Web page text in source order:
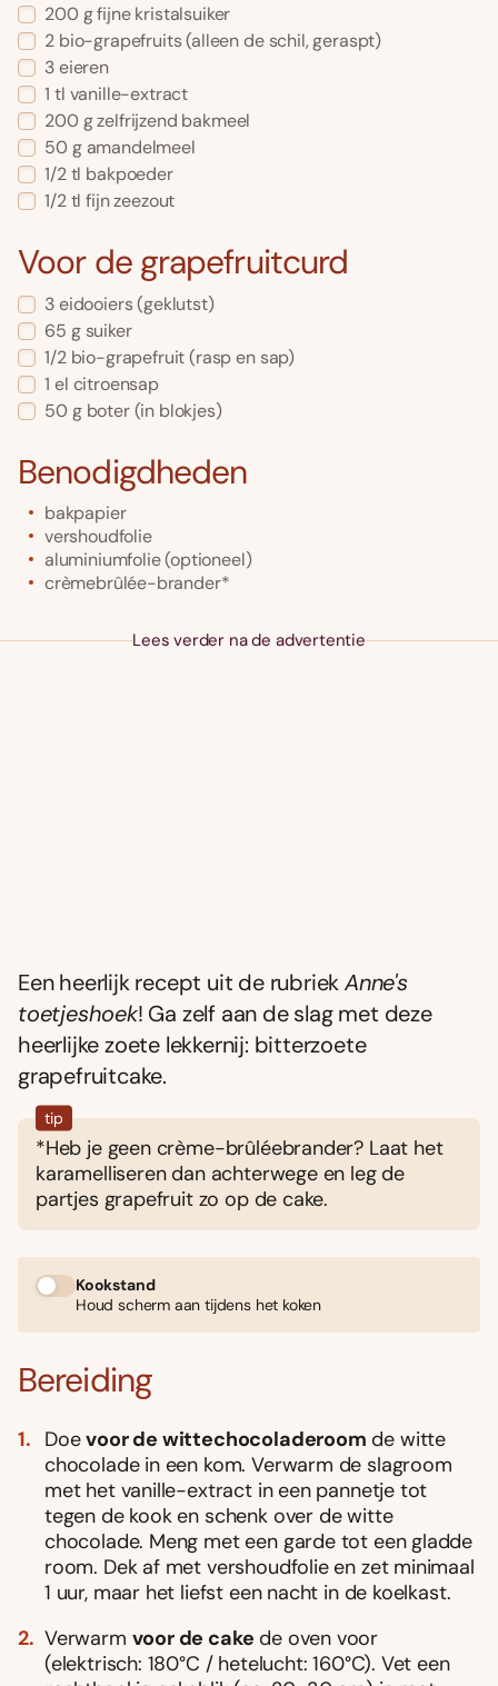
200 gfijne kristalsuiker
2 bio-grapefruits(alleen de schil, geraspt)
3eieren
1 tl vanille-extract
200 gzelfrijzend bakmeel
50 g amandelmeel
1/2 tl bakpoeder
1/2 tl fijn zeezout
Voor de grapefruitcurd
3eidooiers(geklutst)
65 g suiker
1/2 bio-grapefruit(rasp en sap)
1 el citroensap
50 g boter(in blokjes)
Benodigdheden
bakpapier
vershoudfolie
aluminiumfolie (optioneel)
crèmebrûlée-brander*
Lees verder na de advertentie
Een heerlijk recept uit de rubriekAnne's
toetjeshoek! Ga zelf aan de slag met deze
heerlijke zoete lekkernij: bitterzoete
grapefruitcake.
tip
*Heb je geen crème-brûléebrander? Laat het
karamelliseren dan achterwege en leg de
partjes grapefruit zo op de cake.
Kookstand
Houd scherm aan tijdens het koken
Bereiding
Doevoor de wittechocoladeroom de witte
chocolade in een kom. Verwarm de slagroom
met het vanille-extract in een pannetje tot
tegen de kook en schenk over de witte
chocolade. Meng met een garde tot een gladde
room. Dek af met vershoudfolie en zet minimaal
1 uur, maar het liefst een nacht in de koelkast.
Verwarm voor de cake de oven voor
(elektrisch: 180°C / hetelucht: 160°C). Vet een